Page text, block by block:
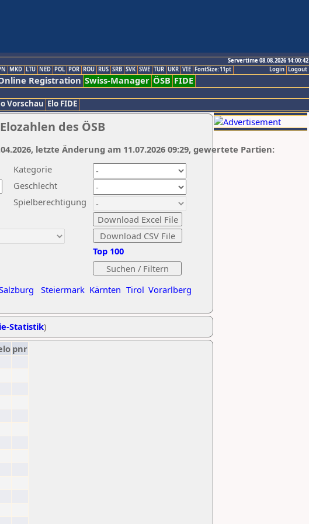
Servertime 08.08.2026 14:00:42
Logout
Login
MKD LTU NED POL POR ROU RUS SRB SVK SWE TUR UKR VIE FontSize:11pt
Registration Swiss-Manager ÖSB FIDE
Vorschau Elo FIDE
des ÖSB
Kategorie
Geschlecht
Spielberechtigung
Steiermark Kärnten Tirol Vorarlberg
Top 100
letzte Änderung am 11.07.2026 09:29, gewertete Partien:
Statistik)
pnr